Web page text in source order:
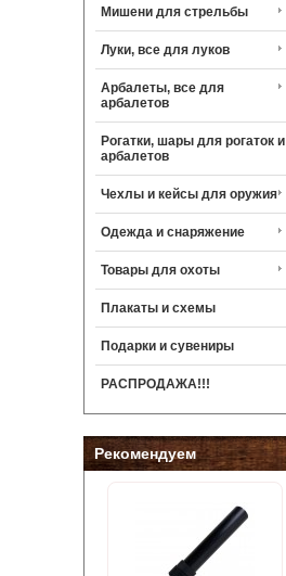
Мишени для стрельбы
Луки, все для луков
Арбалеты, все для
арбалетов
Рогатки, шары для рогаток и
арбалетов
Чехлы и кейсы для оружия
Одежда и снаряжение
Товары для охоты
Плакаты и схемы
Подарки и сувениры
РАСПРОДАЖА!!!
Рекомендуем